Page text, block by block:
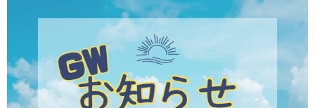
させて頂きました！ありがとうございました！
2026/04/10
松戸市よりお越しのお客様のiPhone13Proの液晶交換をさせて頂きました！
ありがとうございました！
鎌ヶ谷市よりお越しのお客様のiPhone11Proの液晶交換をさせて頂きまし
た！ありがとうございました！
2026/04/09
松戸市よりお越しのお客様のiPhone11のバッテリー交換をさせて頂きまし